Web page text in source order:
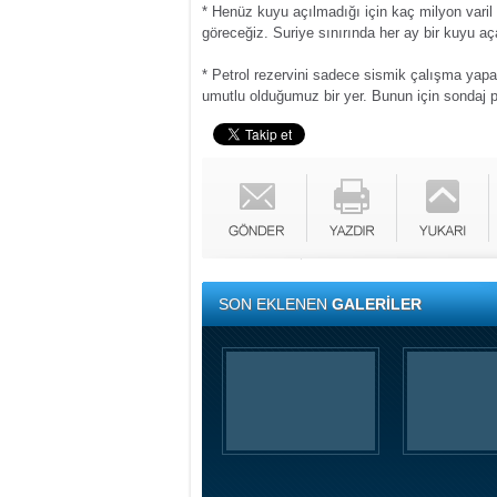
* Henüz kuyu açılmadığı için kaç milyon
göreceğiz. Suriye sınırında her ay bir kuyu
* Petrol rezervini sadece sismik çalışma
umutlu olduğumuz bir yer. Bunun için sondaj
SON EKLENENGALERİLER